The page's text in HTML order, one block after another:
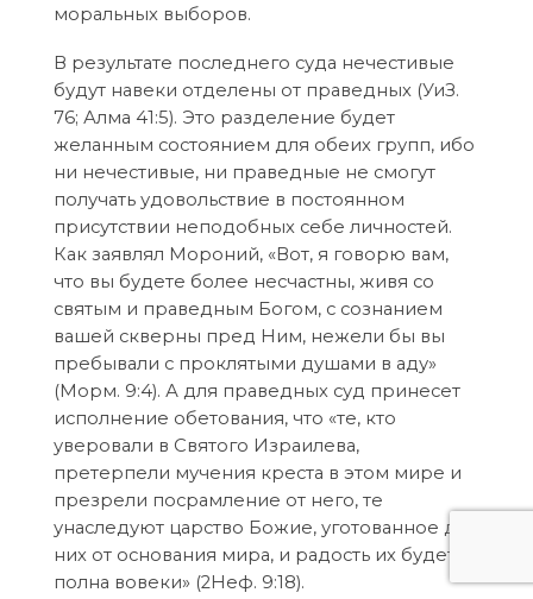
моральных выборов.
В результате последнего суда нечестивые
будут навеки отделены от праведных (УиЗ.
76; Алма 41:5). Это разделение будет
желанным состоянием для обеих групп, ибо
ни нечестивые, ни праведные не смогут
получать удовольствие в постоянном
присутствии неподобных себе личностей.
Как заявлял Мороний, «Вот, я говорю вам,
что вы будете более несчастны, живя со
святым и праведным Богом, с сознанием
вашей скверны пред Ним, нежели бы вы
пребывали с проклятыми душами в аду»
(Морм. 9:4). А для праведных суд принесет
исполнение обетования, что «те, кто
уверовали в Святого Израилева,
претерпели мучения креста в этом мире и
презрели посрамление от него, те
унаследуют царство Божие, уготованное для
них от основания мира, и радость их будет
полна вовеки» (2Неф. 9:18).